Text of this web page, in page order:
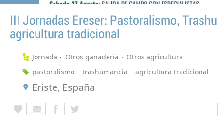
III Jornadas Ereser: Pastoralismo,
agricultura tradicional
Jornada Otros ganadería
Otros agricultura
pastoralismo
trashumancia agricultura tradicional
Eriste, España